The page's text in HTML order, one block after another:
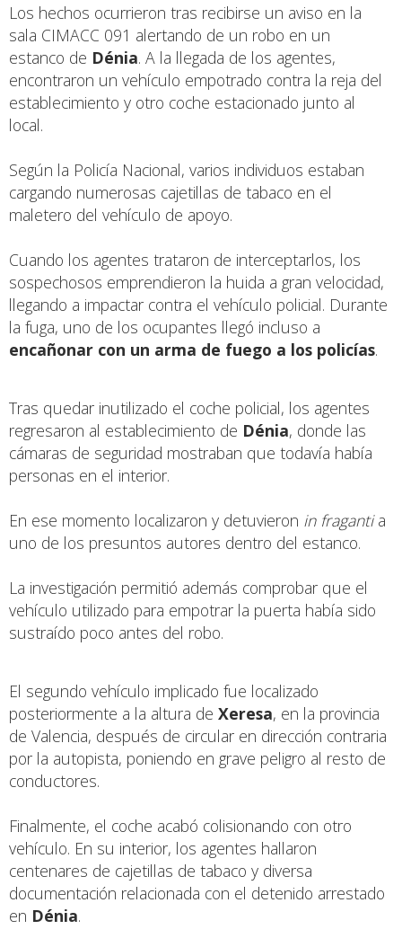
Los hechos ocurrieron tras recibirse un aviso en la
sala CIMACC 091 alertando de un robo en un
estanco de Dénia. A la llegada de los agentes,
encontraron un vehículo empotrado contra la reja del
establecimiento y otro coche estacionado junto al
local.
Según la Policía Nacional, varios individuos estaban
cargando numerosas cajetillas de tabaco en el
maletero del vehículo de apoyo.
Cuando los agentes trataron de interceptarlos, los
sospechosos emprendieron la huida a gran velocidad,
llegando a impactar contra el vehículo policial. Durante
la fuga, uno de los ocupantes llegó incluso a
encañonar con un arma de fuego a los policías.
Tras quedar inutilizado el coche policial, los agentes
regresaron al establecimiento de Dénia, donde las
cámaras de seguridad mostraban que todavía había
personas en el interior.
En ese momento localizaron y detuvieron in fragantia
uno de los presuntos autores dentro del estanco.
La investigación permitió además comprobar que el
vehículo utilizado para empotrar la puerta había sido
sustraído poco antes del robo.
El segundo vehículo implicado fue localizado
posteriormente a la altura de Xeresa, en la provincia
de Valencia, después de circular en dirección contraria
por la autopista, poniendo en grave peligro al resto de
conductores.
Finalmente, el coche acabó colisionando con otro
vehículo. En su interior, los agentes hallaron
centenares de cajetillas de tabaco y diversa
documentación relacionada con el detenido arrestado
en Dénia.